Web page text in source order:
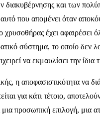
διακυβέρνησης και των
που απομένει όταν
έχει αφαιρέσει
σύστημα, το οποίο δεν
να εκμαυλίσει την ίδια
η αποφασιστικότητα να
για κάτι τέτοιο,
μια προσωπική επιλογή, μια